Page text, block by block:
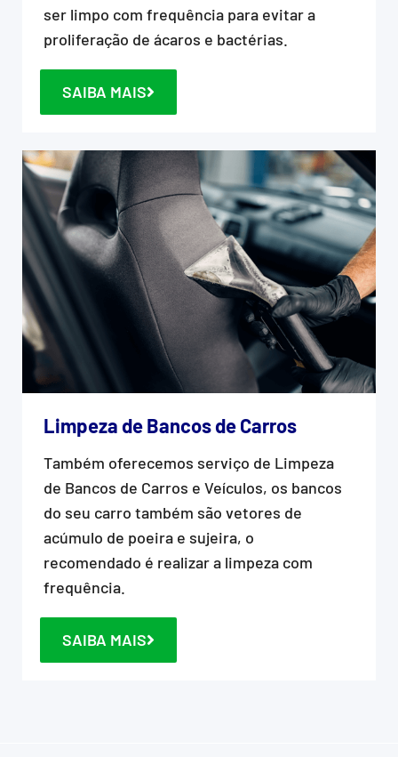
ser limpo com frequência para evitar a
proliferação de ácaros e bactérias.
SAIBA MAIS
Limpeza de Bancos de Carros
Também oferecemos serviço de Limpeza
de Bancos de Carros e Veículos, os bancos
do seu carro também são vetores de
acúmulo de poeira e sujeira, o
recomendado é realizar a limpeza com
frequência.
SAIBA MAIS